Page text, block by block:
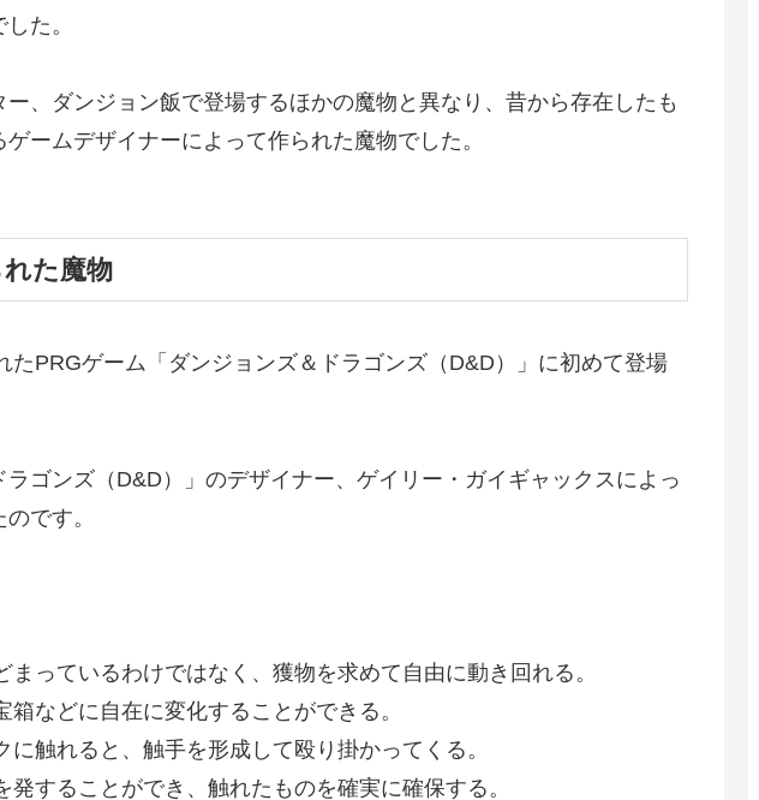
た。
、ダンジョン飯で登場するほかの魔物と異なり、昔から存在したも
ームデザイナーによって作られた魔物でした。
た魔物
たPRGゲーム「ダンジョンズ＆ドラゴンズ（D&D）」に初めて登場
ゴンズ（D&D）」のデザイナー、ゲイリー・ガイギャックスによっ
です。
まっているわけではなく、獲物を求めて自由に動き回れる。
箱などに自在に変化することができる。
触れると、触手を形成して殴り掛かってくる。
することができ、触れたものを確実に確保する。